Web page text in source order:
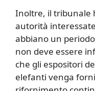
Inoltre, il tribunale
autorità
abbiano un
non deve essere
che gli espositori
elefanti venga